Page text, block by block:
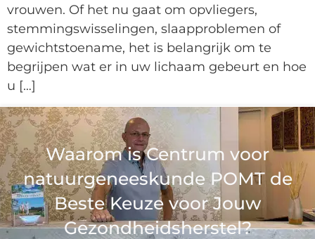
vrouwen. Of het nu gaat om opvliegers,
stemmingswisselingen, slaapproblemen of
gewichtstoename, het is belangrijk om te
begrijpen wat er in uw lichaam gebeurt en hoe
u […]
Waarom is Centrum voor
natuurgeneeskunde POMT de
Beste Keuze voor Jouw
Gezondheidsherstel?